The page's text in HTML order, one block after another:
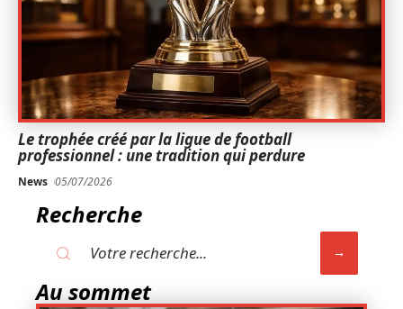
Le trophée créé par la ligue de football
professionnel : une tradition qui perdure
News 05/07/2026
Recherche
Au sommet